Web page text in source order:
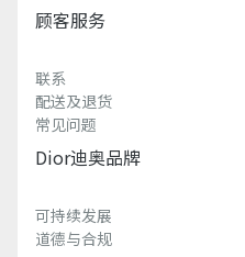
顾客服务
联系
配送及退货
常见问题
Dior迪奥品牌
可持续发展
道德与合规